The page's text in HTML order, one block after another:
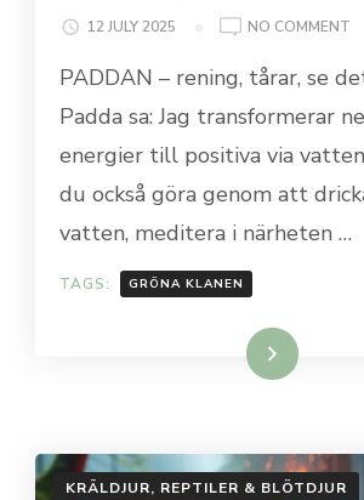
12 JULY 2025 NO COMMENT
PADDAN – rening, tårar, se
Padda sa: Jag transformerar
energier till positiva via
du också göra genom att
vatten, meditera i närheten …
TAGS: GRÖNA KLANEN
Läs mer…
KRÄLDJUR, REPTILER & BLÖTDJUR